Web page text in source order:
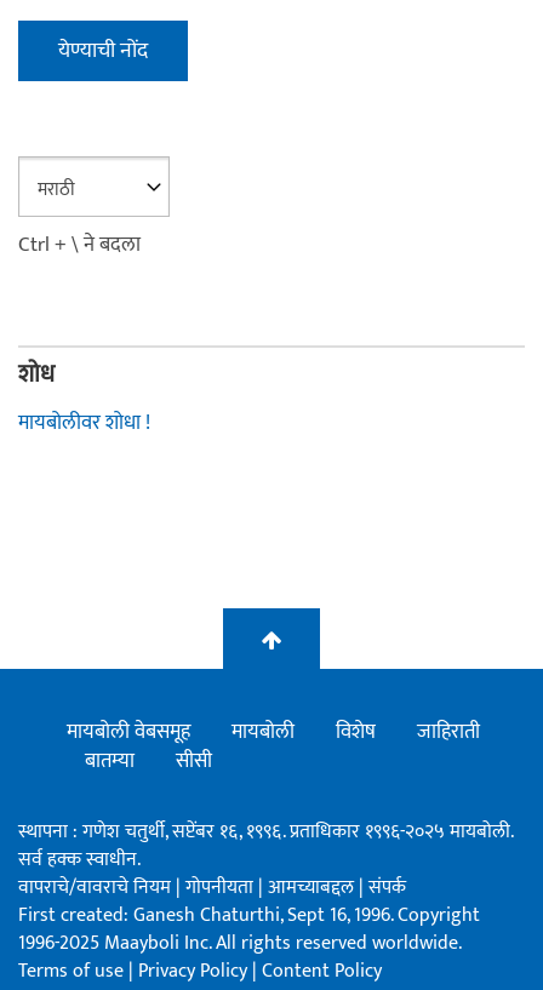
Ctrl + \ ने बदला
शोध
मायबोलीवर शोधा !
मायबोली वेबसमूह मायबोली विशेष
जाहिराती
बातम्या
सीसी
स्थापना : गणेश चतुर्थी, सप्टेंबर १६, १९९६. प्रताधिकार १९९६-२०२५ मायबोली.
सर्व हक्क स्वाधीन.
वापराचे/वावराचे नियम|गोपनीयता|आमच्याबद्दल|संपर्क
First created: Ganesh Chaturthi, Sept 16, 1996. Copyright
1996-2025 Maayboli Inc. All rights reserved worldwide.
Terms of use| Privacy Policy|Content Policy